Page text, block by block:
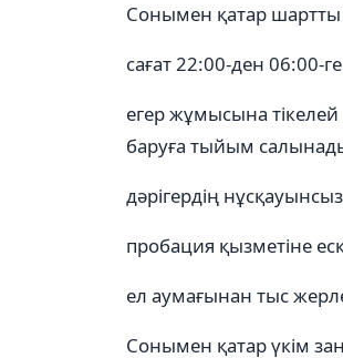
Сонымен қатар шартты
сағат 22:00-ден 06:00-
егер жұмысына
баруға тыйым
дәрігердің
пробация қызметіне
ел аумағынан тыс
Сонымен қатар үкім